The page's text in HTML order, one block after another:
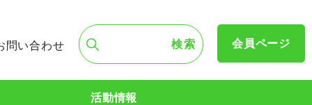
問い合わせ 会員ページ
活動情報